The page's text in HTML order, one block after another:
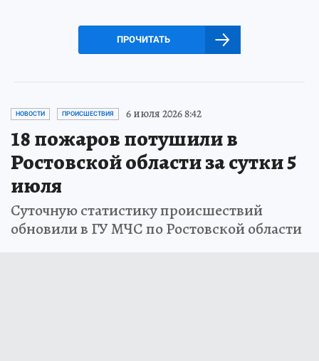
ПРОЧИТАТЬ
НОВОСТИ ПРОИСШЕСТВИЯ 6 июля 2026 8:42
18 пожаров потушили в
Ростовской области за сутки 5
июля
Суточную статистику происшествий
обновили в ГУ МЧС по Ростовской области